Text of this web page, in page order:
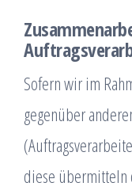
Sofern wir im
gegenüber
diese übermitteln